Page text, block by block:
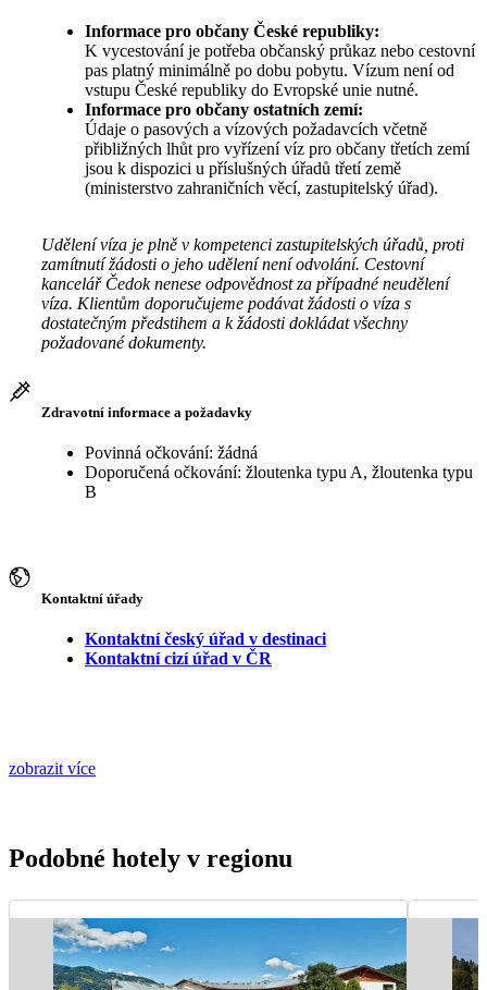
Informace pro občany České republiky:
K vycestování je potřeba občanský průkaz nebo cestovní
pas platný minimálně po dobu pobytu. Vízum není od
vstupu České republiky do Evropské unie nutné.
Informace pro občany ostatních zemí:
Údaje o pasových a vízových požadavcích včetně
přibližných lhůt pro vyřízení víz pro občany třetích zemí
jsou k dispozici u příslušných úřadů třetí země
(ministerstvo zahraničních věcí, zastupitelský úřad).
Udělení víza je plně v kompetenci zastupitelských úřadů, proti
zamítnutí žádosti o jeho udělení není odvolání. Cestovní
kancelář Čedok nenese odpovědnost za případné neudělení
víza. Klientům doporučujeme podávat žádosti o víza s
dostatečným předstihem a k žádosti dokládat všechny
požadované dokumenty.
Zdravotní informace a požadavky
Povinná očkování: žádná
Doporučená očkování: žloutenka typu A, žloutenka typu
B
Kontaktní úřady
Kontaktní český úřad v destinaci
Kontaktní cizí úřad v ČR
zobrazit více
Podobné hotely v regionu